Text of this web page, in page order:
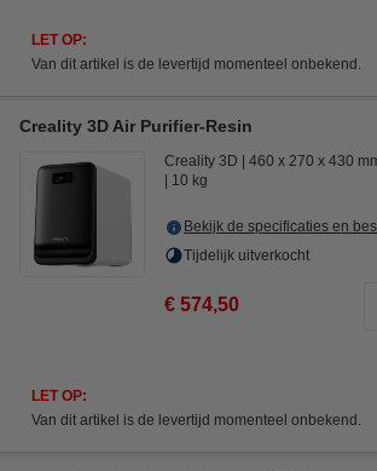
LET OP:
Van dit artikel is de levertijd momenteel onbekend.
Creality 3D Air Purifier-Resin
Creality 3D 460 x 270 x 430
10 kg
Bekijk de specificaties en
Tijdelijk uitverkocht
€ 574,50
LET OP:
Van dit artikel is de levertijd momenteel onbekend.